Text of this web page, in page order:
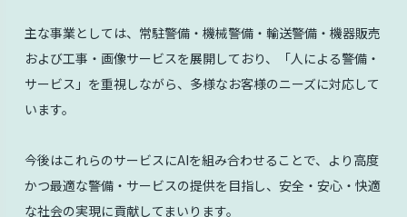
主な事業としては、常駐警備・機械警備・輸送警備・機器販売
および工事・画像サービスを展開しており、「人による警備・
サービス」を重視しながら、多様なお客様のニーズに対応して
います。
今後はこれらのサービスにAIを組み合わせることで、より高度
かつ最適な警備・サービスの提供を目指し、安全・安心・快適
な社会の実現に貢献してまいります。